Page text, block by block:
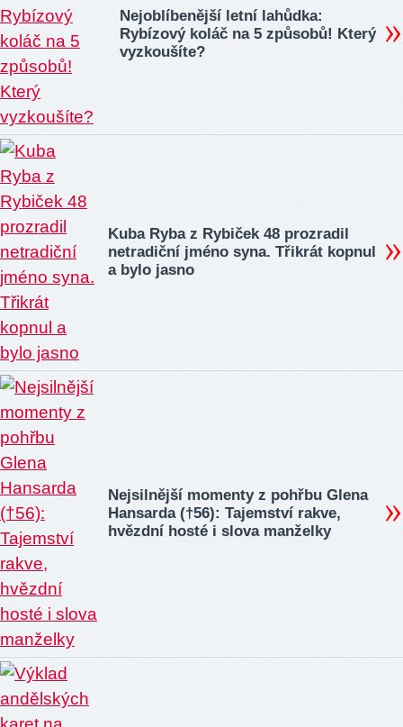
Nejoblíbenější letní lahůdka:
Rybízový koláč na 5 způsobů! Který
vyzkoušíte?
Kuba Ryba z Rybiček 48 prozradil
netradiční jméno syna. Třikrát kopnul
a bylo jasno
Nejsilnější momenty z pohřbu Glena
Hansarda (†56): Tajemství rakve,
hvězdní hosté i slova manželky